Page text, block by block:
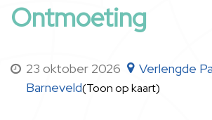
Ontmoeting
23 oktober 2026
Verlengde
Barneveld(Toon op kaart)